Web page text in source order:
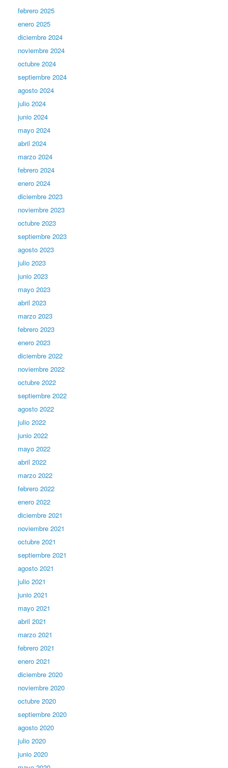
febrero 2025
enero 2025
diciembre 2024
noviembre 2024
octubre 2024
septiembre 2024
agosto 2024
julio 2024
junio 2024
mayo 2024
abril 2024
marzo 2024
febrero 2024
enero 2024
diciembre 2023
noviembre 2023
octubre 2023
septiembre 2023
agosto 2023
julio 2023
junio 2023
mayo 2023
abril 2023
marzo 2023
febrero 2023
enero 2023
diciembre 2022
noviembre 2022
octubre 2022
septiembre 2022
agosto 2022
julio 2022
junio 2022
mayo 2022
abril 2022
marzo 2022
febrero 2022
enero 2022
diciembre 2021
noviembre 2021
octubre 2021
septiembre 2021
agosto 2021
julio 2021
junio 2021
mayo 2021
abril 2021
marzo 2021
febrero 2021
enero 2021
diciembre 2020
noviembre 2020
octubre 2020
septiembre 2020
agosto 2020
julio 2020
junio 2020